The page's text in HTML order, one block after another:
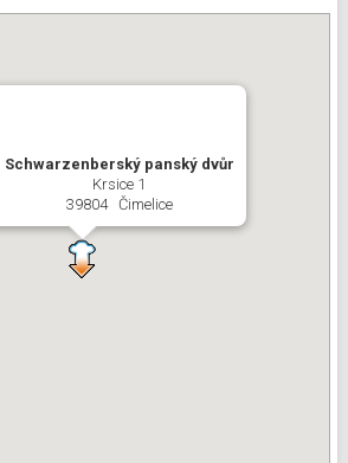
Schwarzenberský panský dvůr
Krsice 1
39804 Čimelice